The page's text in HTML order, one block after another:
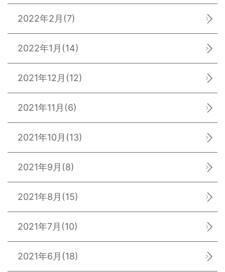
2022年2月 (7)
2022年1月 (14)
2021年12月 (12)
2021年11月 (6)
2021年10月 (13)
2021年9月 (8)
2021年8月 (15)
2021年7月 (10)
2021年6月 (18)